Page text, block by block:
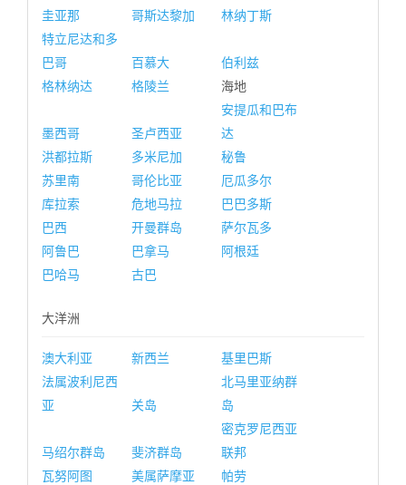
圭亚那 哥斯达黎加
林纳丁斯
特立尼达和多
巴哥
百慕大
伯利兹
格林纳达
格陵兰 海地
墨西哥 圣卢西亚
安提瓜和巴布
达
洪都拉斯
多米尼加
秘鲁
苏里南
哥伦比亚
厄瓜多尔
库拉索
危地马拉
巴巴多斯
巴西
开曼群岛
萨尔瓦多
阿鲁巴
巴拿马
阿根廷
巴哈马
古巴
大洋洲
澳大利亚 新西兰
基里巴斯
法属波利尼西
亚
关岛
北马里亚纳群
岛
马绍尔群岛 斐济群岛
密克罗尼西亚
联邦
瓦努阿图
美属萨摩亚
帕劳